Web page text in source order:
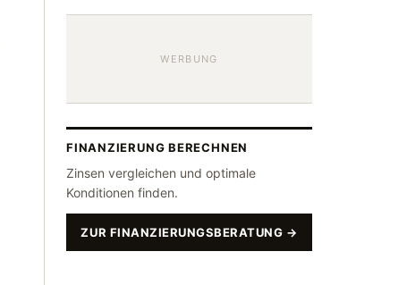
WERBUNG
FINANZIERUNG BERECHNEN
Zinsen vergleichen und optimale
Konditionen finden.
ZUR FINANZIERUNGSBERATUNG →